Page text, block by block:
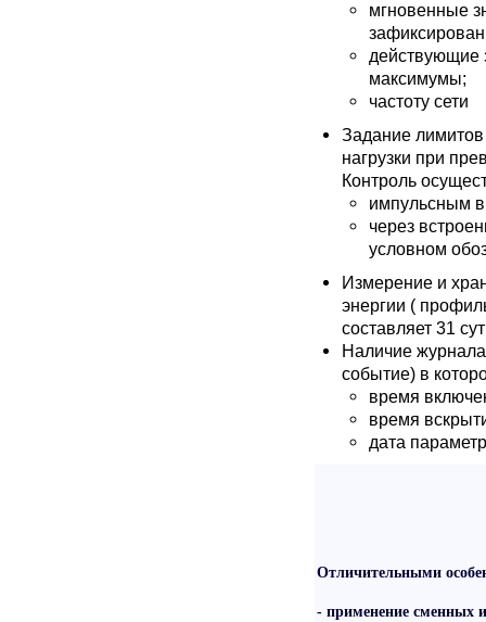
мгновенные
действующие
максимумы;
частоту сети
Задание
нагрузки при
Контроль
импульсным
через
условном
Измерение и
энергии (
составляет 31
Наличие
событие) в
время
время
дата
Отличительными
- применение сменных